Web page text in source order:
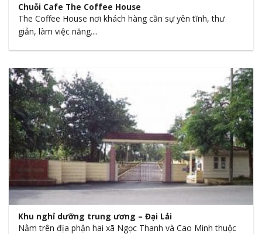
Chuỗi Cafe The Coffee House
The Coffee House nơi khách hàng cần sự yên tĩnh, thư
giản, làm việc năng....
Khu nghỉ dưỡng trung ương – Đại Lải
Nằm trên địa phận hai xã Ngọc Thanh và Cao Minh thuộc